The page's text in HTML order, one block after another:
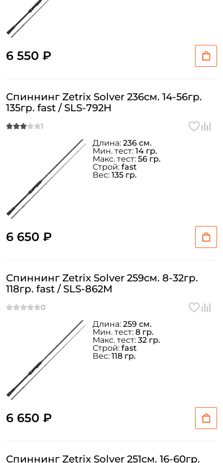
6 550 ₽
Спиннинг Zetrix Solver 236см. 14-56гр.
135гр. fast / SLS-792H
6 650 ₽
Длина: 236 см.
Мин. тест: 14 гр.
Макс. тест: 56 гр.
Строй: fast
Вес: 135 гр.
Спиннинг Zetrix Solver 259см. 8-32гр.
118гр. fast / SLS-862M
6 650 ₽
Длина: 259 см.
Мин. тест: 8 гр.
Макс. тест: 32 гр.
Строй: fast
Вес: 118 гр.
Спиннинг Zetrix Solver 251см. 16-60гр.
Повторите пароль: *
Заполняя данную форму вы соглашаетесь на обработку
персональных данных
У меня уже есть аккаунт